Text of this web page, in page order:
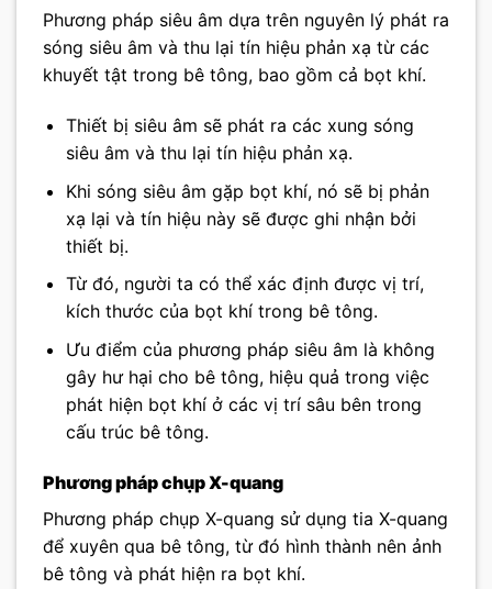
Phương pháp siêu âm dựa trên nguyên lý phát ra
sóng siêu âm và thu lại tín hiệu phản xạ từ các
khuyết tật trong bê tông, bao gồm cả bọt khí.
Thiết bị siêu âm sẽ phát ra các xung sóng
siêu âm và thu lại tín hiệu phản xạ.
Khi sóng siêu âm gặp bọt khí, nó sẽ bị phản
xạ lại và tín hiệu này sẽ được ghi nhận bởi
thiết bị.
Từ đó, người ta có thể xác định được vị trí,
kích thước của bọt khí trong bê tông.
Ưu điểm của phương pháp siêu âm là không
gây hư hại cho bê tông, hiệu quả trong việc
phát hiện bọt khí ở các vị trí sâu bên trong
cấu trúc bê tông.
Phương pháp chụp X-quang
Phương pháp chụp X-quang sử dụng tia X-quang
để xuyên qua bê tông, từ đó hình thành nên ảnh
bê tông và phát hiện ra bọt khí.